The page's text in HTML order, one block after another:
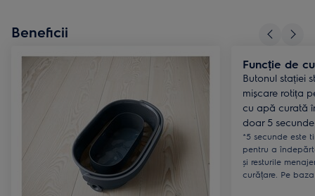
Beneficii
Funcție de
Butonul stației
mișcare rotița
cu apă curată
doar 5
*5 secunde este
pentru a
și resturile
curățare. Pe